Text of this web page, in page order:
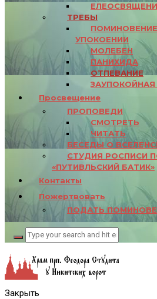
ТРЕБЫ
УПОКОЕНИИ
МОЛЕБЕН
ПАНИХИДА
ОТПЕВАНИЕ
ЗАУПОКОЙНАЯ
Просвещение
ПРОПОВЕДИ
СМОТРЕТЬ
ЧИТАТЬ
БЕСЕДЫ О
СТУДИЯ РОСПИСИ
«ПУТИВЛЬСКИЙ БАТИК»
Контакты
Пожертвовать
ПОДАТЬ
Закрыть